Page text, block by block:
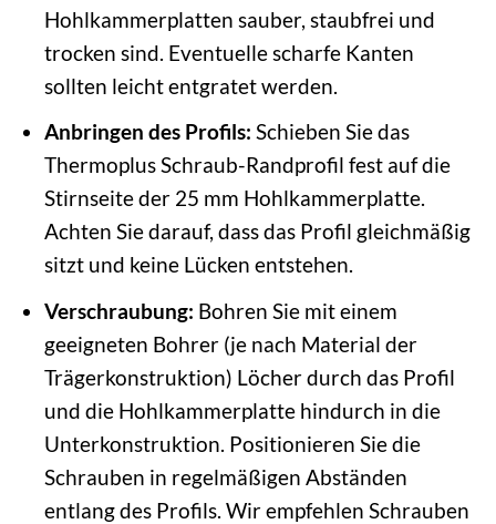
Hohlkammerplatten sauber, staubfrei und
trocken sind. Eventuelle scharfe Kanten
sollten leicht entgratet werden.
Anbringen des Profils: Schieben Sie das
Thermoplus Schraub-Randprofil fest auf die
Stirnseite der 25 mm Hohlkammerplatte.
Achten Sie darauf, dass das Profil gleichmäßig
sitzt und keine Lücken entstehen.
Verschraubung: Bohren Sie mit einem
geeigneten Bohrer (je nach Material der
Trägerkonstruktion) Löcher durch das Profil
und die Hohlkammerplatte hindurch in die
Unterkonstruktion. Positionieren Sie die
Schrauben in regelmäßigen Abständen
entlang des Profils. Wir empfehlen Schrauben